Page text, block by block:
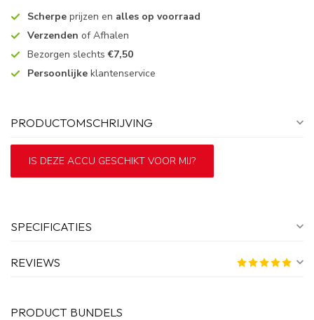
Scherpe prijzen en alles op voorraad
Verzenden of Afhalen
Bezorgen slechts€7,50
Persoonlijke klantenservice
PRODUCTOMSCHRIJVING
IS DEZE ACCU GESCHIKT VOOR MIJ?
SPECIFICATIES
REVIEWS
PRODUCT BUNDELS